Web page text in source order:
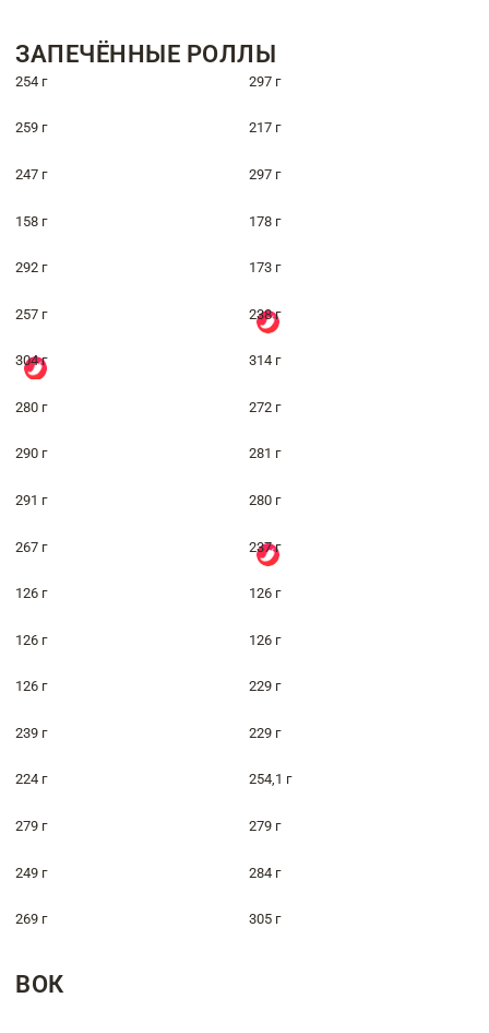
ЗАПЕЧЁННЫЕ РОЛЛЫ
254 г 297 г
259 г 217 г
247 г 297 г
158 г 178 г
292 г 173 г
257 г 238 г
304 г 314 г
280 г 272 г
290 г 281 г
291 г 280 г
267 г 237 г
126 г 126 г
126 г 126 г
126 г 229 г
239 г 229 г
224 г 254,1 г
279 г 279 г
249 г 284 г
269 г 305 г
ВОК